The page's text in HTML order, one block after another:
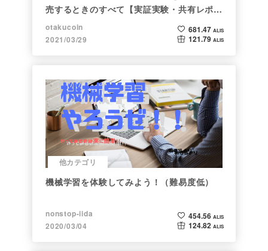
売するときのすべて【実証実験・共有レポー
ト】
otakucoin
2021/03/29
681.47 ALIS
121.79 ALIS
他カテゴリ
機械学習を体験してみよう！（難易度低）
nonstop-iida
2020/03/04
454.56 ALIS
124.82 ALIS